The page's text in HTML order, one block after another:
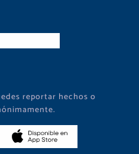
reportar hechos o